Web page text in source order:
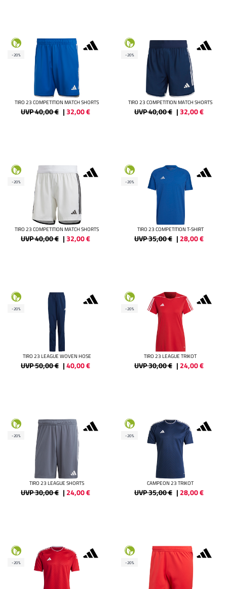
-20%
TIRO 23 COMPETITION MATCH SHORTS
UVP 40,00 € |32,00€
-20%
TIRO 23 COMPETITION MATCH SHORTS
UVP 40,00 € |32,00€
-20%
TIRO 23 COMPETITION MATCH SHORTS
UVP 40,00 € |32,00€
-20%
TIRO 23 COMPETITION T-SHIRT
UVP 35,00 € |28,00€
-20%
TIRO 23 LEAGUE WOVEN HOSE
UVP 50,00 € |40,00€
-20%
TIRO 23 LEAGUE TRIKOT
UVP 30,00 € |24,00€
-20%
TIRO 23 LEAGUE SHORTS
UVP 30,00 € |24,00€
-20%
CAMPEON 23 TRIKOT
UVP 35,00 € |28,00€
-20% -20%